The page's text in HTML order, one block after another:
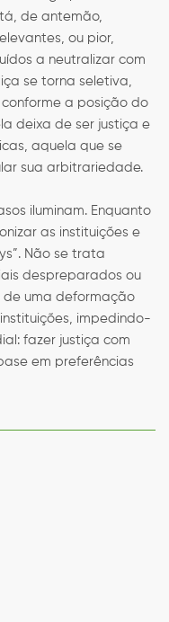
de antemão,
ou pior,
a neutralizar com
se torna seletiva,
a posição do
deixa de ser justiça e
aquela que se
sua arbitrariedade.
iluminam. Enquanto
as instituições e
Não se trata
despreparados ou
de uma deformação
impedindo-
fazer justiça com
em preferências